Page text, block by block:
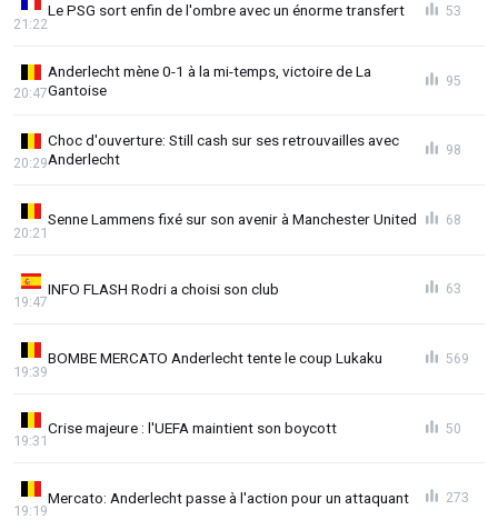
Le PSG sort enfin de l'ombre avec un énorme transfert
21:22
53
Anderlecht mène 0-1 à la mi-temps, victoire de La
Gantoise
20:47
95
Choc d'ouverture: Still cash sur ses retrouvailles avec
Anderlecht
20:29
98
Senne Lammens fixé sur son avenir à Manchester United
20:21
68
INFO FLASH Rodri a choisi son club
19:47
63
BOMBE MERCATO Anderlecht tente le coup Lukaku
19:39
569
Crise majeure : l'UEFA maintient son boycott
19:31
50
Mercato: Anderlecht passe à l'action pour un attaquant
19:19
273